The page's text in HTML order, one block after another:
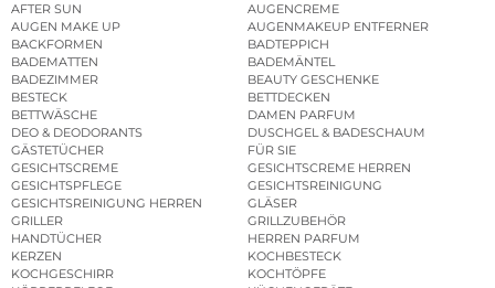
AFTER SUN
AUGENCREME
AUGEN MAKE UP
AUGENMAKEUP ENTFERNER
BACKFORMEN
BADTEPPICH
BADEMATTEN
BADEMÄNTEL
BADEZIMMER
BEAUTY GESCHENKE
BESTECK
BETTDECKEN
BETTWÄSCHE
DAMEN PARFUM
DEO & DEODORANTS
DUSCHGEL & BADESCHAUM
GÄSTETÜCHER
FÜR SIE
GESICHTSCREME
GESICHTSCREME HERREN
GESICHTSPFLEGE
GESICHTSREINIGUNG
GESICHTSREINIGUNG HERREN
GLÄSER
GRILLER
GRILLZUBEHÖR
HANDTÜCHER
HERREN PARFUM
KERZEN
KOCHBESTECK
KOCHGESCHIRR
KOCHTÖPFE